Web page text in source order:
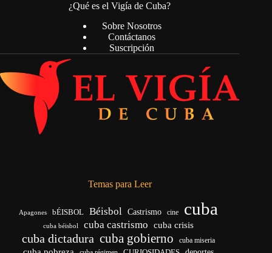
¿Qué es el Vigía de Cuba?
Sobre Nosotros
Contáctanos
Suscripción
Temas para Leer
Apagones bÉISBOL Béisbol Castrismo cine cuba
cuba béisbol cuba castrismo cuba crisis
cuba dictadura cuba gobierno cuba miseria